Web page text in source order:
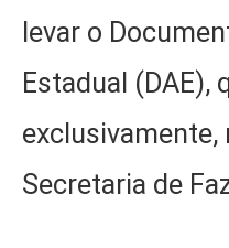
levar o
Estadual (DAE),
exclusivamente,
Secretaria de